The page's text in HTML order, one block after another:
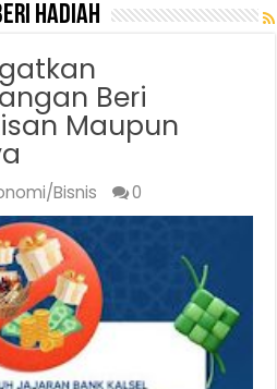
hadiah
Beri
Maupun
Bisnis 0